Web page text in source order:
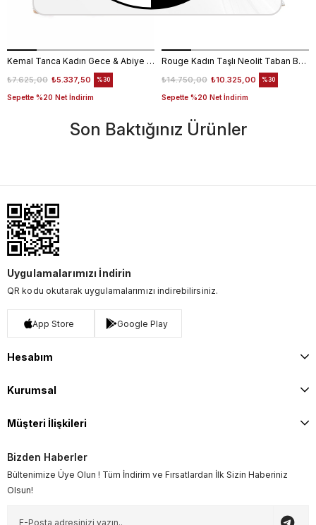
Kemal Tanca Kadın Gece & Abiye Ayakkabı 4360
₺5.337,50
₺7.625,00
Sepette %20 Net İndirim
%30
Rouge Kadın Taşlı Neolit Taban Beyaz Süet Gece & Abiye Ayakkabı
₺10.325,00
₺14.750,00
Sepette %20 Net İndirim
%30
Son Baktığınız Ürünler
Uygulamalarımızı İndirin
QR kodu okutarak uygulamalarımızı indirebilirsiniz.
App Store Google Play
Hesabım
Kurumsal
Müşteri İlişkileri
Bizden Haberler
Bültenimize Üye Olun ! Tüm İndirim ve Fırsatlardan İlk Sizin Haberiniz
Olsun!